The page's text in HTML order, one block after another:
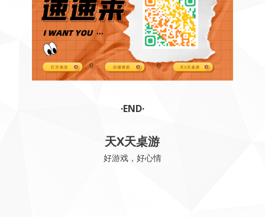
·END·
天X天桌游
好游戏，好心情